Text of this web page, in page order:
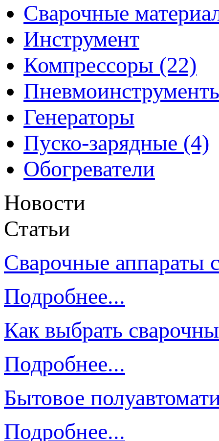
Сварочные
Инструмент
Компрессоры (22)
Генераторы
Пуско-зарядные (4)
Обогреватели
Новости
Статьи
Сварочные аппараты
Подробнее...
Как выбрать
Подробнее...
Бытовое
Подробнее...